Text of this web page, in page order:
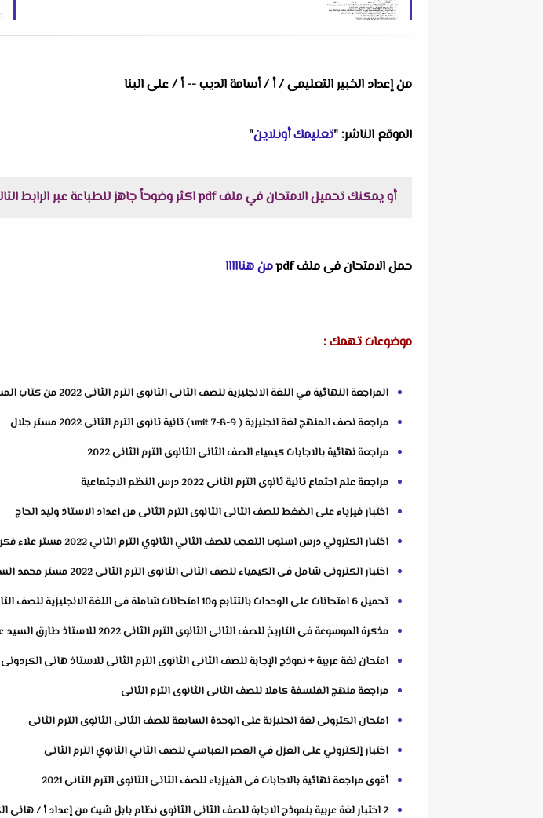
من إعداد الخبير التعليمى / أ / أسامة الديب -- أ / على البنا
الموقع الناشر: "تعليمك أونلاين"
أو يمكنك تحميل الامتحان في ملف pdf اكثر وضوحاً جاهز للطباعة عبر الرابط التالى :
حمل الامتحان فى ملف pdf من هنااااا
موضوعات تهمك :
المراجعة النهائية في اللغة الانجليزية للصف الثانى الثانوى الترم الثانى 2022 من كتاب المستر El-Mister
مراجعة نصف المنهج لغة انجليزية ( unit 7-8-9 ) تانية ثانوى الترم الثانى 2022 مستر جلال
مراجعة نهائية بالاجابات كيمياء الصف الثانى الثانوى الترم الثانى 2022
مراجعة علم اجتماع تانية ثانوى الترم الثانى 2022 درس النظم الاجتماعية
اختبار فيزياء على الضغط للصف الثانى الثانوى الترم الثانى من اعداد الاستاذ وليد الحاج
اختبار الكتروني درس اسلوب التعجب للصف الثاني الثانوي الترم الثاني 2022 مستر علاء فكرى
اختبار الكترونى شامل فى الكيمياء للصف الثانى الثانوى الترم الثانى 2022 مستر محمد السيد على
تحميل 6 امتحانات على الوحدات بالتتابع و10 امتحانات شاملة فى اللغة الانجليزية للصف الثانى الثانوى الترم الثانى 2022
مذكرة الموسوعة فى التاريخ للصف الثانى الثانوى الترم الثانى 2022 للاستاذ طارق السيد عبدالعزيز
امتحان لغة عربية + نموذج الإجابة للصف الثانى الثانوى الترم الثانى للاستاذ هانى الكردونى
مراجعة منهج الفلسفة كاملا للصف الثانى الثانوى الترم الثانى
امتحان الكترونى لغة انجليزية على الوحدة السابعة للصف الثانى الثانوى الترم الثانى
اختبار إلكتروني على الغزل في العصر العباسي للصف الثاني الثانوي الترم الثانى
أقوى مراجعة نهائية بالاجابات فى الفيزياء للصف الثاتى الثانوى الترم الثانى 2021
2 اختبار لغة عربية بنموذج الاجابة للصف الثانى الثانوى نظام بابل شيت من إعداد أ / هانى الكردونى